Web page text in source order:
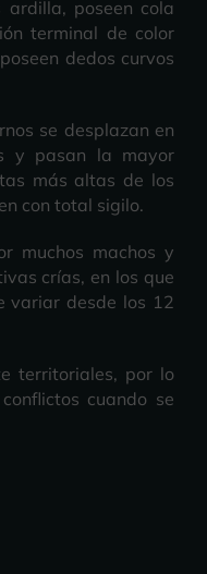
poseen cola
terminal de color
dedos curvos
se desplazan en
y pasan la mayor
más altas de los
con total sigilo.
muchos machos y
crías, en los que
variar desde los 12
territoriales, por lo
cuando se